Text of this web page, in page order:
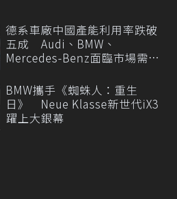
德系車廠中國產能利用率跌破
五成 Audi、BMW、
Mercedes-Benz面臨市場需求
BMW攜手《蜘蛛人：重生
日》 Neue Klasse新世代iX3
躍上大銀幕